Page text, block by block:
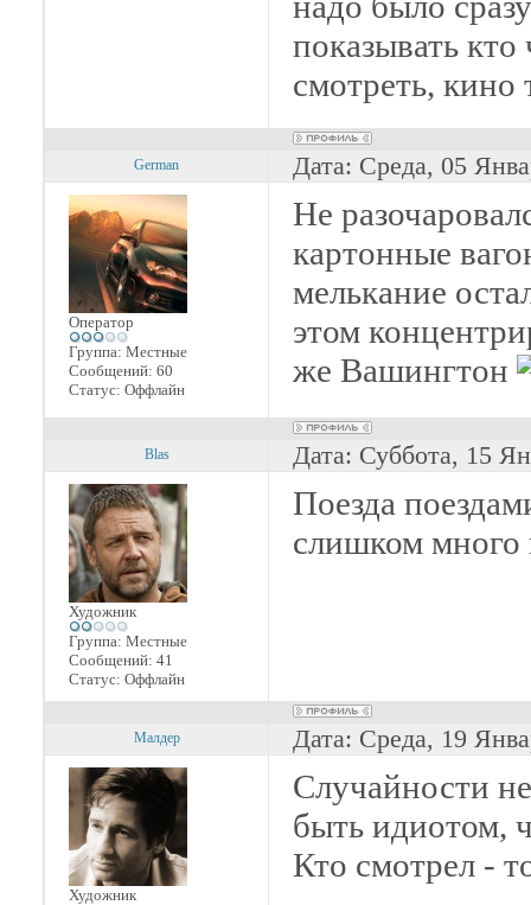
показывать
смотреть, кино
German Дата: Среда, 05
Оператор
Группа: Местные
Сообщений: 60
Статус: Оффлайн
Не
картонные
мелькание
этом
же Вашингтон
Blas Дата: Суббота, 15
Художник
Группа: Местные
Сообщений: 41
Статус: Оффлайн
Поезда
слишком много
Малдер Дата: Среда, 19
Художник
Случайности
быть идиотом,
Кто смотрел -